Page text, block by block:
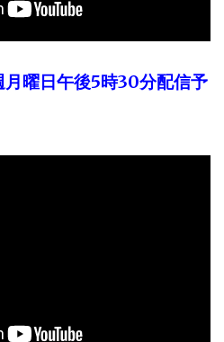
月曜日午後5時30分配信予